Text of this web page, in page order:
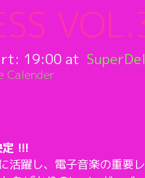
19:00
Calender
定 !!!
活躍し、電子音楽の重